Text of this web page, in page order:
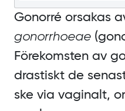
Gonorré orsakas
gonorrhoeae
Förekomsten av
drastiskt de
ske via vaginalt,